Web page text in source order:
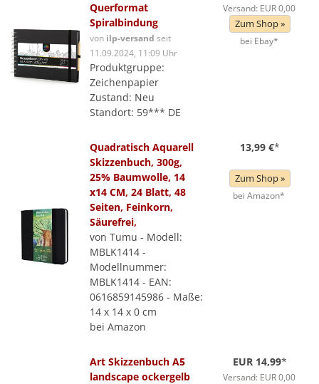
Querformat
Spiralbindung
von ilp-versand seit
11.09.2024, 11:09 Uhr
Produktgruppe:
Zeichenpapier
Zustand: Neu
Standort: 59*** DE
Versand: EUR 0,00
Zum Shop »
bei Ebay*
Quadratisch Aquarell
Skizzenbuch, 300g,
25% Baumwolle, 14
x14 CM, 24 Blatt, 48
Seiten, Feinkorn,
Säurefrei,
von Tumu - Modell:
MBLK1414 -
Modellnummer:
MBLK1414 - EAN:
0616859145986 - Maße:
14 x 14 x 0 cm
bei Amazon
13,99 €*
Zum Shop »
bei Amazon*
Art Skizzenbuch A5
landscape ockergelb
EUR 14,99*
Versand: EUR 0,00